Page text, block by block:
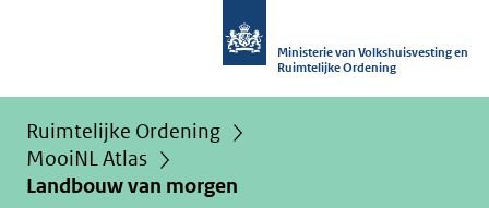
Ministerie van Volkshuisvesting en
Ruimtelijke Ordening
Ruimtelijke Ordening
MooiNL Atlas
Landbouw van morgen